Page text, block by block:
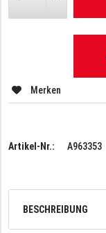
Merken
Artikel-Nr.: A963353
BESCHREIBUNG